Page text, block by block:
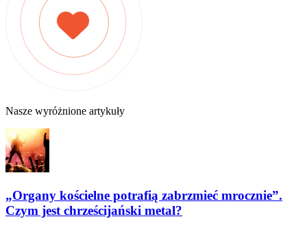
Nasze wyróżnione artykuły
„Organy kościelne potrafią zabrzmieć mrocznie”.
Czym jest chrześcijański metal?